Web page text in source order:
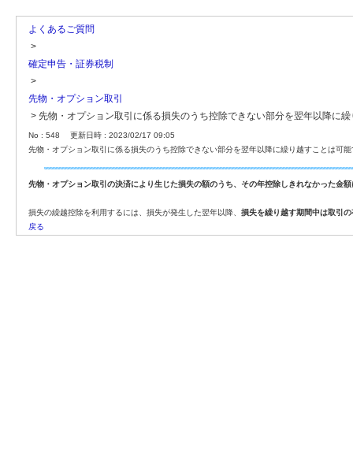
よくあるご質問
>
確定申告・証券税制
>
先物・オプション取引
> 先物・オプション取引に係る損失のうち控除できない部分を翌年以降に
No : 548
更新日時 : 2023/02/17 09:05
先物・オプション取引に係る損失のうち控除できない部分を翌年以降に繰り越すことは可
先物・オプション取引の決済により生じた損失の額のうち、その年控除しきれなかった金
損失の繰越控除を利用するには、損失が発生した翌年以降、 損失を繰り越す期間中は取引
戻る